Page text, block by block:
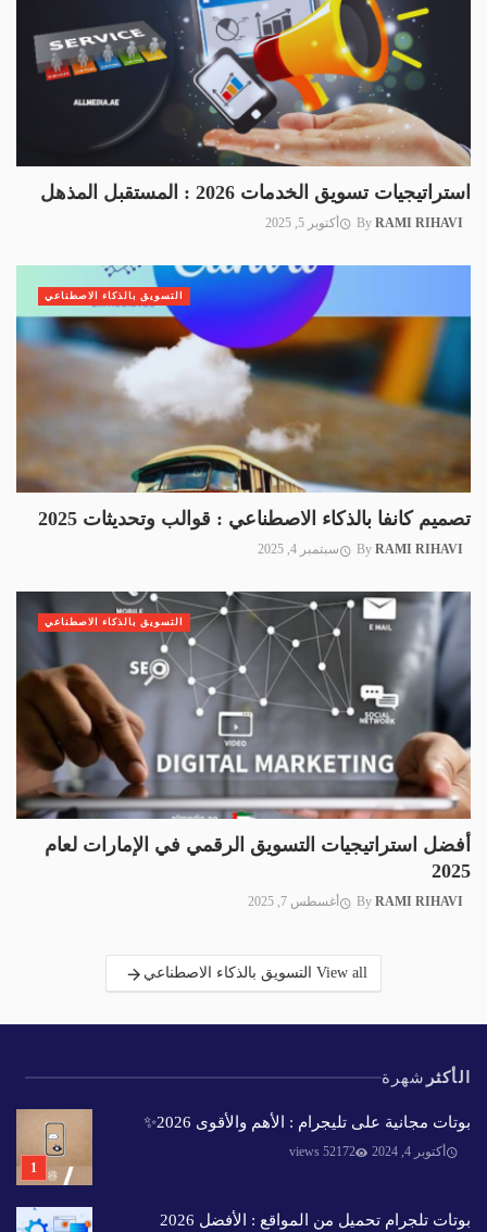
استراتيجيات تسويق الخدمات 2026 : المستقبل المذهل
By RAMI RIHAVI أكتوبر 5, 2025
تصميم كانفا بالذكاء الاصطناعي : قوالب وتحديثات 2025
By RAMI RIHAVI سبتمبر 4, 2025
التسويق بالذكاء الاصطناعي
أفضل استراتيجيات التسويق الرقمي في الإمارات لعام
2025
By RAMI RIHAVI أغسطس 7, 2025
التسويق بالذكاء الاصطناعي
View all التسويق بالذكاء الاصطناعي
الأكثر شهرة
بوتات مجانية على تليجرام : الأهم والأقوى 2026✨️
أكتوبر 4, 2024 52172 views
بوتات تلجرام تحميل من المواقع : الأفضل 2026